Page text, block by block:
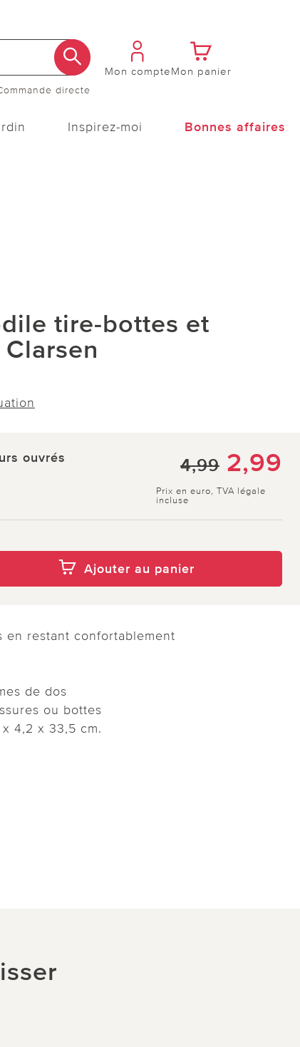
directe
Mon compteMon panier
Inspirez-moi Bonnes affaires
tire-bottes et
ouvrés 4,99 2,99
Prix en euro, TVA légale
incluse
Ajouter au panier
en restant confortablement
de dos
ou bottes
4,2 x 33,5 cm.